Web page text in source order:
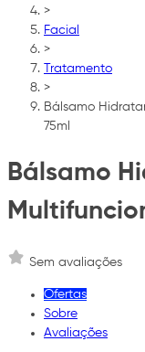
>
Facial
>
Tratamento
>
Bálsamo
75ml
Bálsamo
Sem avaliações
Ofertas
Sobre
Avaliações